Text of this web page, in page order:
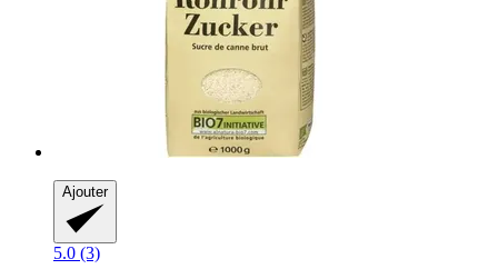
Ajouter
5.0 (3)